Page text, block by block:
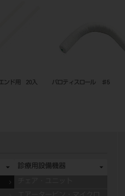
ンド用 20入
パロティスロール ♯5
診療用設備機器